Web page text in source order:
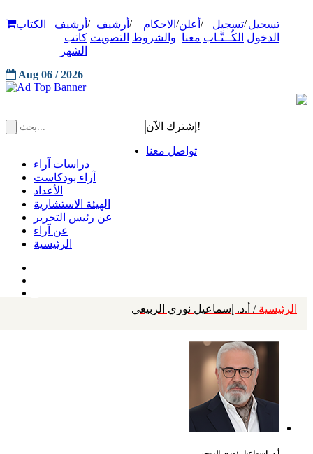
تسجيل
الدخول
/تسجيل
الكُــتَّـاب
/ أعلن
معنا
/ الاحكام
والشروط
/ أرشيف
التصويت
/ أرشيف
كاتب
الشهر
الكتاب
Aug 06 / 2026
إشترك الآن!
تواصل معنا
دراسات آراء
آراء بودكاست
الأعداد
الهيئة الاستشارية
عن رئيس التحرير
عن آراء
الرئيسية
الرئيسية / أ.د. إسماعيل نوري الربيعي